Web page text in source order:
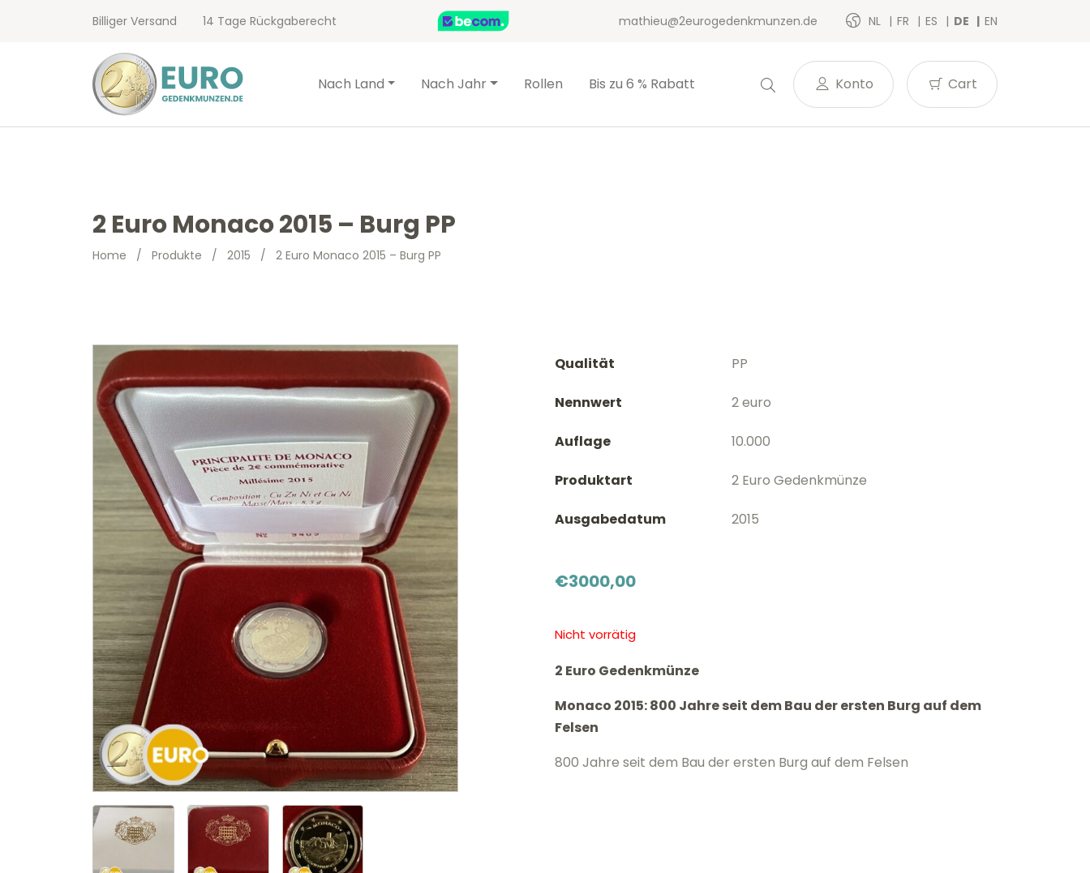
Billiger Versand 14 Tage Rückgaberecht mathieu@2eurogedenkmunzen.de NL FR ES DE EN
Nach Land Nach Jahr Rollen Bis zu 6 % Rabatt Konto Cart
2 Euro Monaco 2015 – Burg PP
Home / Produkte / 2015 / 2 Euro Monaco 2015 – Burg PP
Qualität PP
Nennwert 2 euro
Auflage 10.000
Produktart 2 Euro Gedenkmünze
Ausgabedatum 2015
€3000,00
Nicht vorrätig
2 Euro Gedenkmünze
Monaco 2015: 800 Jahre seit dem Bau der ersten Burg auf dem
Felsen
800 Jahre seit dem Bau der ersten Burg auf dem Felsen